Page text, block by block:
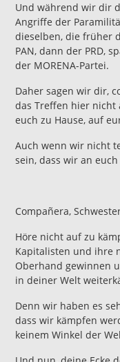
Und während wir dir
Angriffe der
dieselben, die früher
PAN, dann der PRD,
der MORENA-Partei.
Daher sagen wir dir,
das Treffen hier nicht
euch zu Hause, auf
Auch wenn wir nicht
sein, dass wir an
Compañera,
Höre nicht auf zu
Kapitalisten und ihre
Oberhand gewinnen
in deiner Welt
Denn wir haben es
dass wir kämpfen
keinem Winkel der